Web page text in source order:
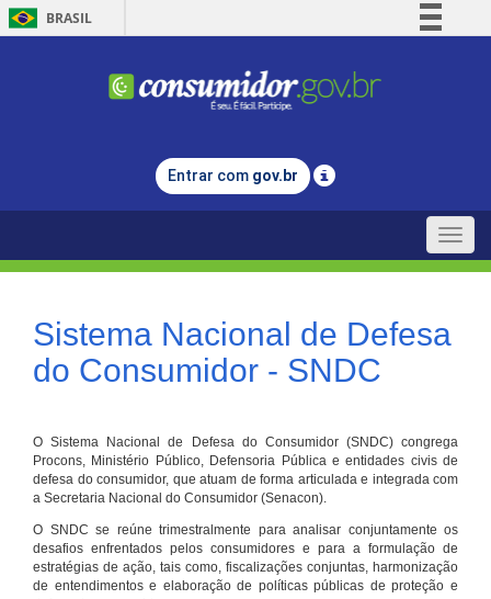
BRASIL
Comunica BR
Legislação
Entrar com gov.br
Toggle
Sistema Nacional de Defesa
do Consumidor - SNDC
O Sistema Nacional de Defesa do Consumidor (SNDC) congrega
Procons, Ministério Público, Defensoria Pública e entidades civis de
defesa do consumidor, que atuam de forma articulada e integrada com
a Secretaria Nacional do Consumidor (Senacon).
O SNDC se reúne trimestralmente para analisar conjuntamente os
desafios enfrentados pelos consumidores e para a formulação de
estratégias de ação, tais como, fiscalizações conjuntas, harmonização
de entendimentos e elaboração de políticas públicas de proteção e